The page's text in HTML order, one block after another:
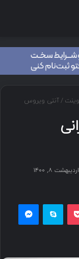
/آنتی ویروس
۸, ۱۴۰۰